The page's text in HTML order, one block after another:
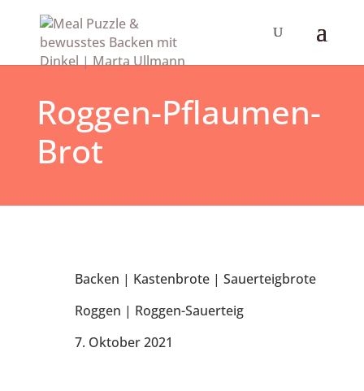
Roggen-Pflaumen-
Brot
Backen | Kastenbrote| Sauerteigbrote
Roggen | Roggen-Sauerteig
7. Oktober 2021